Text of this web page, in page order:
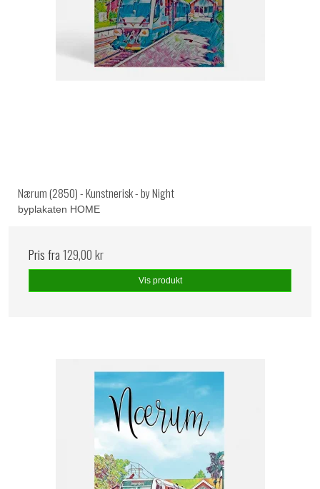
Nærum (2850) - Kunstnerisk - by Night
byplakaten HOME
Pris fra129,00 kr
Vis produkt